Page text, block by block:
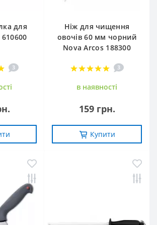
для
3
Ніж для чищення
овочів 60 мм чорний
Nova Arcos 188300
3
в наявностi
159 грн.
Купити